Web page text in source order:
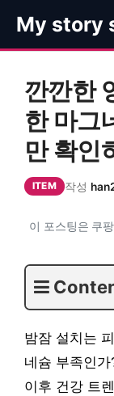
츠
My story
깐깐한
한 마그
만 확인
ITEM 작성
이 포스팅은 쿠
밤잠 설치는
네슘 부족인가
이후 건강 트